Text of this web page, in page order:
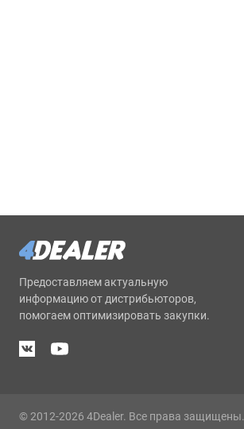
Предоставляем актуальную
информацию от дистрибьюторов,
помогаем оптимизировать закупки.
© 2012-2026 4Dealer. Все права защищены.